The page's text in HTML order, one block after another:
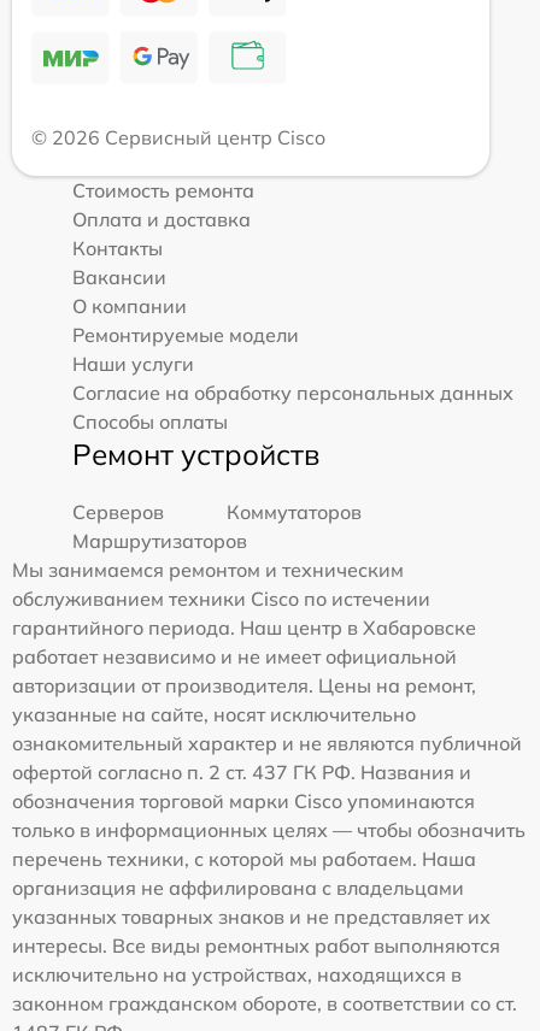
© 2026 Сервисный центр Cisco
Стоимость ремонта
Оплата и доставка
Контакты
Вакансии
О компании
Ремонтируемые модели
Наши услуги
Согласие на обработку персональных данных
Способы оплаты
Ремонт устройств
Серверов
Коммутаторов
Маршрутизаторов
Мы занимаемся ремонтом и техническим
обслуживанием техники Cisco по истечении
гарантийного периода. Наш центр в Хабаровске
работает независимо и не имеет официальной
авторизации от производителя. Цены на ремонт,
указанные на сайте, носят исключительно
ознакомительный характер и не являются публичной
офертой согласно п. 2 ст. 437 ГК РФ. Названия и
обозначения торговой марки Cisco упоминаются
только в информационных целях — чтобы обозначить
перечень техники, с которой мы работаем. Наша
организация не аффилирована с владельцами
указанных товарных знаков и не представляет их
интересы. Все виды ремонтных работ выполняются
исключительно на устройствах, находящихся в
законном гражданском обороте, в соответствии со ст.